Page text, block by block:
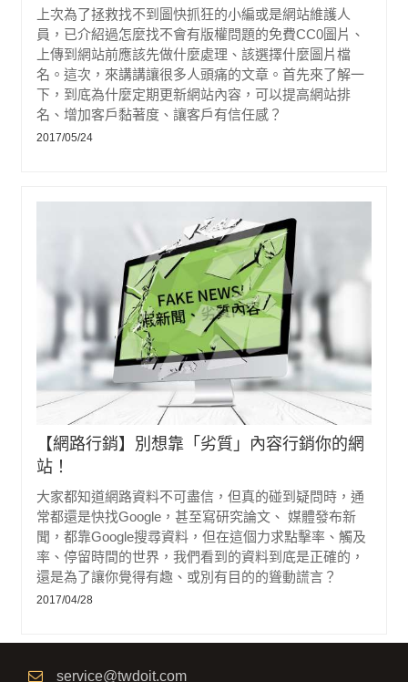
上次為了拯救找不到圖快抓狂的小編或是網站維護人
員，已介紹過怎麼找不會有版權問題的免費CC0圖片、
上傳到網站前應該先做什麼處理、該選擇什麼圖片檔
名。這次，來講講讓很多人頭痛的文章。首先來了解一
下，到底為什麼定期更新網站內容，可以提高網站排
名、增加客戶黏著度、讓客戶有信任感？
2017/05/24
【網路行銷】別想靠「劣質」內容行銷你的網
站！
大家都知道網路資料不可盡信，但真的碰到疑問時，通
常都還是快找Google，甚至寫研究論文、 媒體發布新
聞，都靠Google搜尋資料，但在這個力求點擊率、觸及
率、停留時間的世界，我們看到的資料到底是正確的，
還是為了讓你覺得有趣、或別有目的的聳動謊言？
2017/04/28
service@twdoit.com